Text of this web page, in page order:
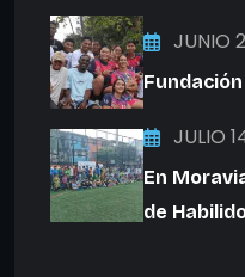
JUNIO
JULIO
En
de